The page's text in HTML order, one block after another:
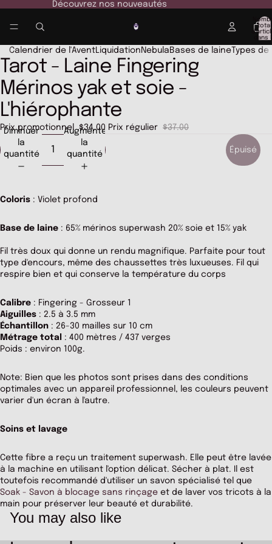
Découvrez nos nouveautés
total
dans
Calendrier de l'AventLiquidation Nebula Bases de laine Types
Ouvrir
l’image
en
plein
écran
Ouvrir
l’image
en
plein
écran
Ouvrir
l’image
en
plein
écran
Tarot - Laine Fingering
Mérinos yak et soie -
L'hiérophante
Prix promotionnel $34.00 Prix régulier $37.00
Diminuer
la
quantité
Augmenter
la
quantité
Épuisé
Coloris : Violet profond
Base de laine : 65% mérinos superwash 20% soie et 15% yak
Fil très doux qui donne un rendu magnifique. Parfaite pour tout
type d'encours, même des chaussettes très luxueuses. Fil qui
respire bien et qui conserve la température du corps
Calibre : Fingering - Grosseur 1
Aiguilles : 2.5 à 3.5 mm
Échantillon : 26-30 mailles sur 10 cm
Métrage total
: 400 mètres / 437 verges
Poids : environ 100g.
Note: Bien que les photos sont prises dans des conditions
optimales avec un appareil professionnel, les couleurs peuvent
varier d'un écran à l'autre.
Soins et lavage
Cette fibre a reçu un traitement superwash. Elle peut être lavée
à la machine en utilisant l'option délicat. Sécher à plat. Il est
toutefois recommandé d'utiliser un savon spécialisé tel que
Soak - Savon à blocage sans rinçage et de laver vos tricots à la
main pour préserver leur beauté et durabilité.
You may also like